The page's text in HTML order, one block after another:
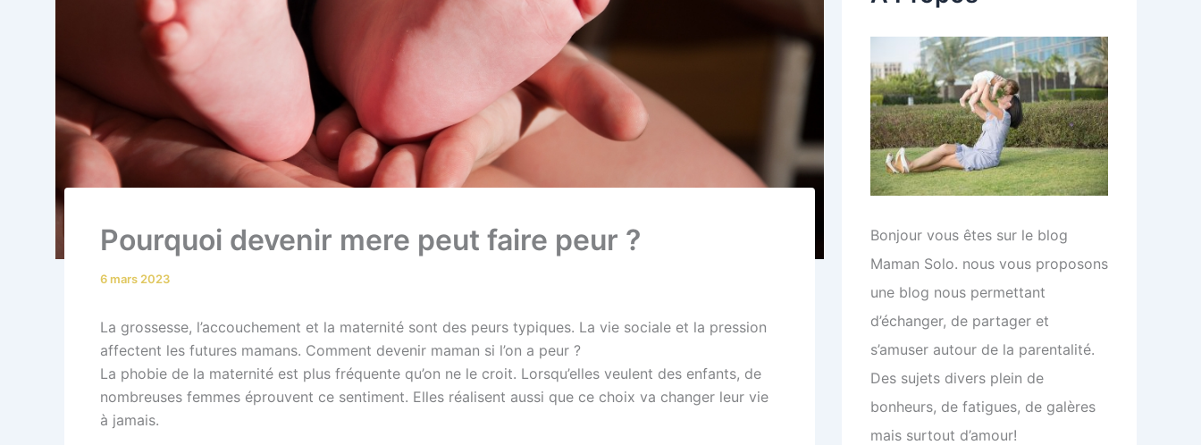
Pourquoi devenir mere peut faire peur ?
6 mars 2023
La grossesse, l’accouchement et la maternité sont des peurs typiques. La vie sociale et la pression
affectent les futures mamans. Comment devenir maman si l’on a peur ?
La phobie de la maternité est plus fréquente qu’on ne le croit. Lorsqu’elles veulent des enfants, de
nombreuses femmes éprouvent ce sentiment. Elles réalisent aussi que ce choix va changer leur vie
à jamais.
e
:
Bonjour vous êtes sur le blog
Maman Solo. nous vous proposons
une blog nous permettant
d’échanger, de partager et
s’amuser autour de la parentalité.
Des sujets divers plein de
bonheurs, de fatigues, de galères
mais surtout d’amour!